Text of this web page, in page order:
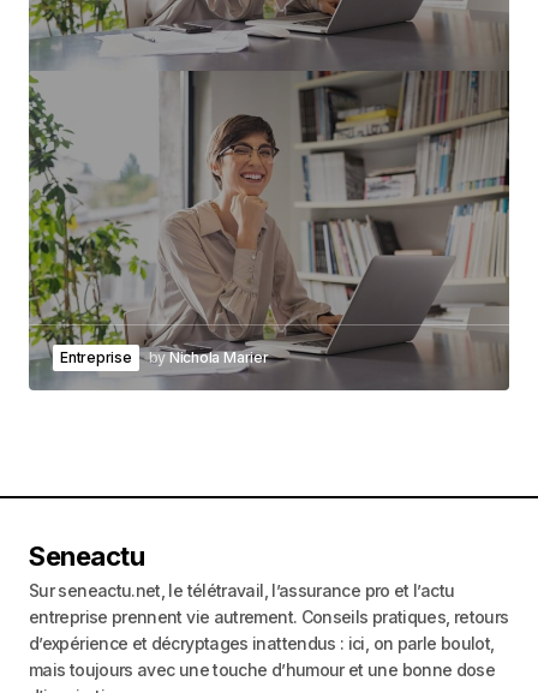
Entreprise byNichola Marier
Seneactu
Sur seneactu.net, le télétravail, l’assurance pro et l’actu
entreprise prennent vie autrement. Conseils pratiques, retours
d’expérience et décryptages inattendus : ici, on parle boulot,
mais toujours avec une touche d’humour et une bonne dose